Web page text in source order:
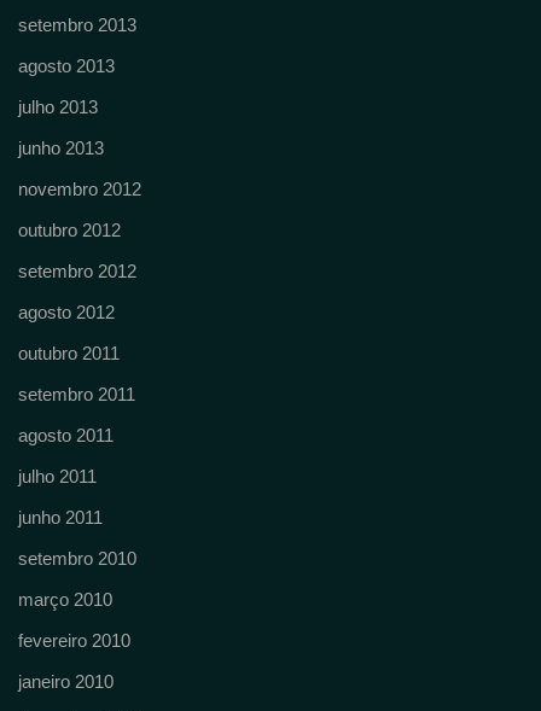
setembro 2013
agosto 2013
julho 2013
junho 2013
novembro 2012
outubro 2012
setembro 2012
agosto 2012
outubro 2011
setembro 2011
agosto 2011
julho 2011
junho 2011
setembro 2010
março 2010
fevereiro 2010
janeiro 2010